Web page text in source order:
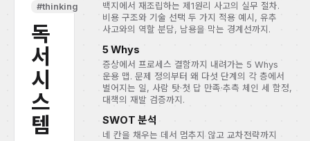
#thinking
독
서
시
스
템
백지에서 재조립하는 제1원리 사고의 실무 절차.
비용 구조와 기술 선택 두 가지 적용 예시, 유추
사고와의 역할 분담, 남용을 막는 경계선까지.
5 Whys
증상에서 프로세스 결함까지 내려가는 5 Whys
운용 맵. 문제 정의부터 왜 다섯 단계의 각 층에서
벌어지는 일, 사람 탓·첫 답 만족·추측 체인 세 함정,
대책의 재발 검증까지.
SWOT 분석
네 칸을 채우는 데서 멈추지 않고 교차전략까지